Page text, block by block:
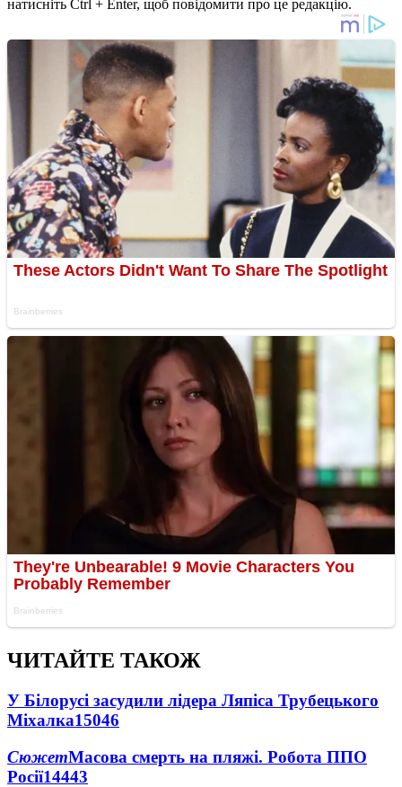
натисніть Ctrl + Enter, щоб повідомити про це редакцію.
ЧИТАЙТЕ ТАКОЖ
У Білорусі засудили лідера Ляпіса Трубецького
Міхалка15046
СюжетМасова смерть на пляжі. Робота ППО
Росії14443